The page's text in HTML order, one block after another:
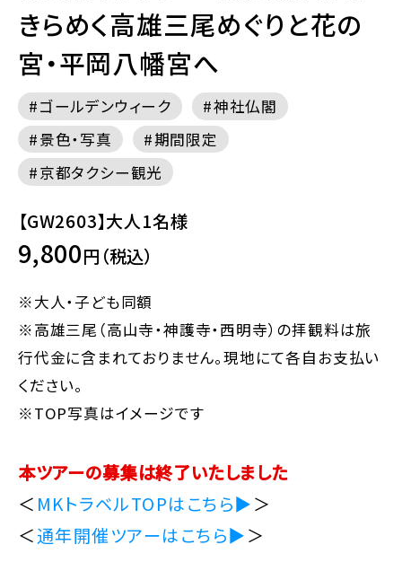
きらめく高雄三尾めぐりと花の
宮・平岡八幡宮へ
ゴールデンウィーク
神社仏閣
景色・写真
期間限定
京都タクシー観光
【GW2603】大人1名様
9,800円（税込）
※大人・子ども同額
※高雄三尾（高山寺・神護寺・西明寺）の拝観料は旅
行代金に含まれておりません。現地にて各自お支払い
ください。
※TOP写真はイメージです
本ツアーの募集は終了いたしました
＜ MKトラベルTOPはこちら▶＞
＜通年開催ツアーはこちら▶＞